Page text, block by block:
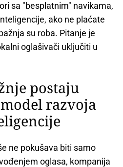
sa "besplatnim" navikama,
ako ne plaćate
su roba. Pitanje je
oglašivači uključiti u
postaju
razvoja
ne pokušava biti samo
oglasa, kompanija